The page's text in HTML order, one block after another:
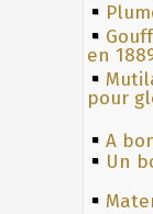
en
pour
A
Un